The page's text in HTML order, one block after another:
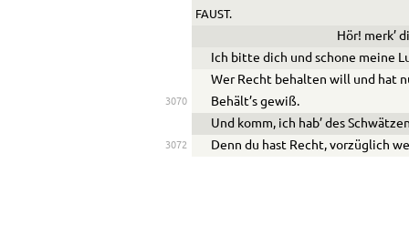
FAUST.
Hör! merk’
Ich bitte dich und schone meine
Wer Recht behalten will und hat
3070
Behält’s gewiß.
Und komm, ich hab’ des
3072 Denn du hast Recht, vorzüglich